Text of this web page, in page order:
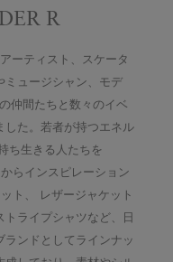
R
ーティスト、スケータ
ミュージシャン、モデ
仲間たちと数々のイベ
した。若者が持つエネル
ち生きる人たちを
らインスピレーション
ト、 レザージャケット
ライプシャツなど、日
ランドとしてラインナッ